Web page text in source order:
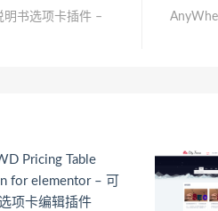
明书选项卡插件 –